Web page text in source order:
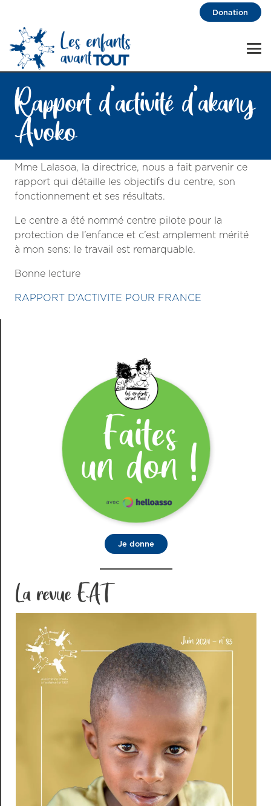
Donation
Rapport d’activité d’akany
Avoko
Mme Lalasoa, la directrice, nous a fait parvenir ce
rapport qui détaille les objectifs du centre, son
fonctionnement et ses résultats.
Le centre a été nommé centre pilote pour la
protection de l’enfance et c’est amplement mérité
à mon sens: le travail est remarquable.
Bonne lecture
RAPPORT D’ACTIVITE POUR FRANCE
Je donne
La revue EAT